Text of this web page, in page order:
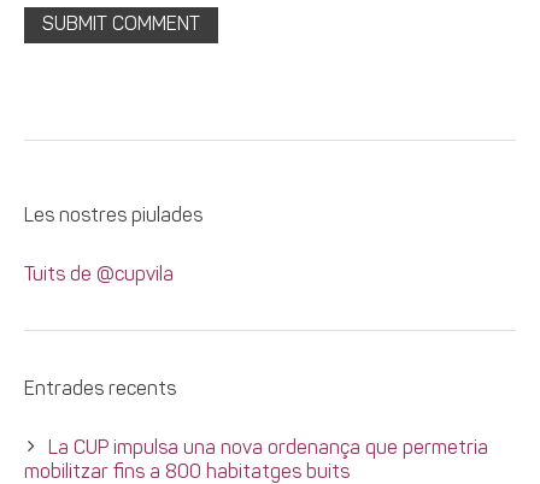
Les nostres piulades
Tuits de @cupvila
Entrades recents
La CUP impulsa una nova ordenança que permetria
mobilitzar fins a 800 habitatges buits